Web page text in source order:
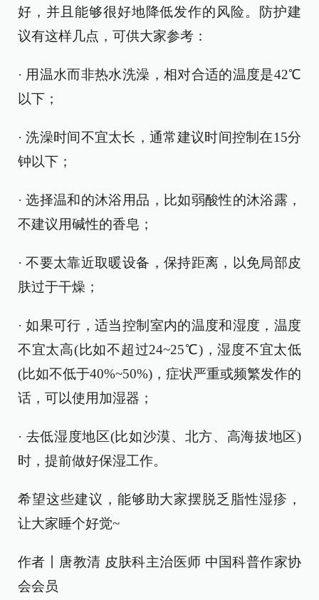
好，并且能够很好地降低发作的风险。防护建
议有这样几点，可供大家参考：
· 用温水而非热水洗澡，相对合适的温度是42℃
以下；
· 洗澡时间不宜太长，通常建议时间控制在15分
钟以下；
· 选择温和的沐浴用品，比如弱酸性的沐浴露，
不建议用碱性的香皂；
· 不要太靠近取暖设备，保持距离，以免局部皮
肤过于干燥；
· 如果可行，适当控制室内的温度和湿度，温度
不宜太高(比如不超过24~25℃)，湿度不宜太低
(比如不低于40%~50%)，症状严重或频繁发作的
话，可以使用加湿器；
· 去低湿度地区(比如沙漠、北方、高海拔地区)
时，提前做好保湿工作。
希望这些建议，能够助大家摆脱乏脂性湿疹，
让大家睡个好觉~
作者丨唐教清 皮肤科主治医师 中国科普作家协
会会员